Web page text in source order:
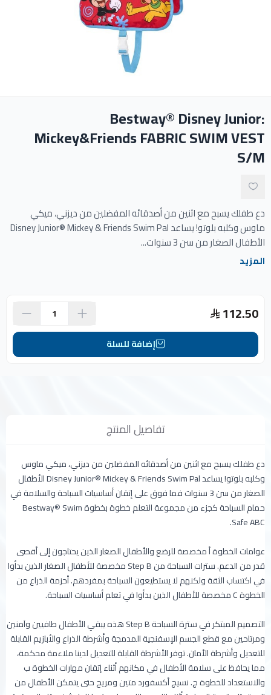
المقالات
خدماتنا
Bestway® Disney Junior:
Mickey&Friends FABRIC SWIM VEST
S/M
دع طفلك يسبح مع اثنين من أصدقائه المفضلين من ديزني، ميكي
ماوس وكلبه بلوتو! يساعد Disney Junior® Mickey & Friends Swim Pal
الأطفال الصغار من سن 3 سنوات...
المزيد
112.50
إضافة للسلة
تفاصيل المنتج
دع طفلك يسبح مع اثنين من أصدقائه المفضلين من ديزني، ميكي ماوس
وكلبه بلوتو! يساعد Disney Junior® Mickey & Friends Swim Pal الأطفال
الصغار من سن 3 سنوات فما فوق على إتقان أساسيات السباحة والسلامة في
حمام السباحة كجزء من مجموعة التعلم خطوة بخطوة Bestway® Swim
Safe ABC.
عوامات الخطوة أ مخصصة للرضع والأطفال الصغار الذين يحتاجون إلى أقصى
قدر من الدعم. سترات السباحة من Step B مخصصة للأطفال الصغار الذين بدأوا
في اكتساب الثقة ولكنهم لا يستطيعون السباحة بمفردهم. أحزمة الذراع من
الخطوة C مخصصة للأطفال الذين بدأوا في تعلم أساسيات السباحة.
التصميم المبتكر في سترة السباحة Step B هذه يبقي الأطفال طافيين وآمنين
ومرتاحين مع قطع الجسم الإسفنجية المدمجة وأشرطة الذراع والأبازيم القابلة
للتعديل وأشرطة الأمان. توفر الأشرطة القابلة للتعديل لدينا ملاءمة محكمة،
مما يحافظ على سلامة الأطفال في مكانهم أثناء إتقان مهارات الخطوة ب
والاستعداد للخطوة ج. نسيج أكسفورد متين ومريح حتى يتمكن الأطفال من